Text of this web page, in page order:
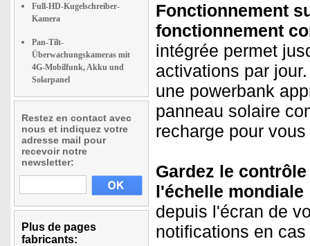
Full-HD-Kugelschreiber-
Kamera
Pan-Tilt-
Überwachungskameras mit
4G-Mobilfunk, Akku und
Solarpanel
Restez en contact avec
nous et indiquez votre
adresse mail pour
recevoir notre
newsletter:
Plus de pages
fabricants:
Fonctionnement
fonctionnement
intégrée permet
activations par
une powerbank
panneau solaire
recharge pour vous
Gardez le
l'échelle mondiale
depuis l'écran de
notifications en